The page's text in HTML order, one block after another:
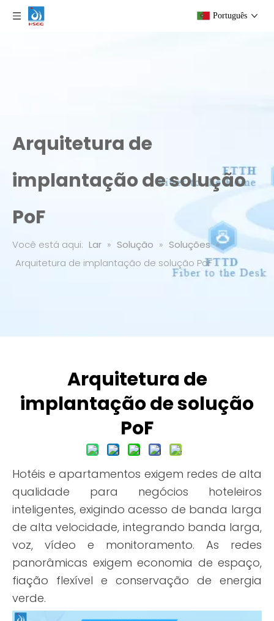
Português
Arquitetura de
implantação de solução
PoF
Você está aqui: Lar » Solução » Soluções »
Arquitetura de implantação de solução PoF
Arquitetura de
implantação de solução
PoF
Hotéis e apartamentos exigem redes de alta
qualidade para negócios hoteleiros
inteligentes, exigindo acesso de banda larga
de alta velocidade, integrando banda larga,
voz, vídeo e monitoramento. As redes
panorâmicas exigem economia de espaço,
fiação flexível e conservação de energia
verde.